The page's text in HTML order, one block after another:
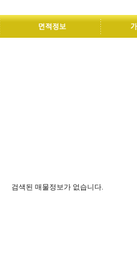
검색된 매물정보가 없습니다.